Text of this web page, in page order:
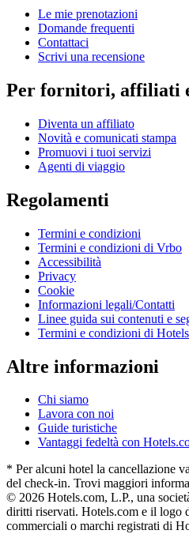
Le mie prenotazioni
Domande frequenti
Contattaci
Scrivi una recensione
Per fornitori, affiliati
Diventa un affiliato
Novità e comunicati stampa
Promuovi i tuoi servizi
Agenti di viaggio
Regolamenti
Termini e condizioni
Termini e condizioni di Vrbo
Accessibilità
Privacy
Cookie
Informazioni legali/Contatti
Linee guida sui contenuti e
Termini e condizioni di
Altre informazioni
Chi siamo
Lavora con noi
Guide turistiche
Vantaggi fedeltà con
* Per alcuni hotel la cancellazione
del check-in. Trovi maggiori
© 2026 Hotels.com, L.P., una
diritti riservati. Hotels.com e il logo
commerciali o marchi registrati di